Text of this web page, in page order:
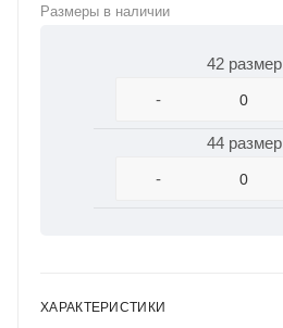
Размеры в наличии
42 размер
-
44 размер
-
ХАРАКТЕРИСТИКИ